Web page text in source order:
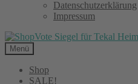
Datenschutzerklärung
Impressum
Menü
Shop
SALE!